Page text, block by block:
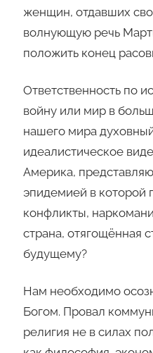
женщин, отдавших
волнующую речь
положить конец
Ответственность по
войну или мир в
нашего мира
идеалистическое
Америка,
эпидемией в которой
конфликты,
страна, отягощённая
будущему?
Нам необходимо
Богом. Провал
религия не в силах